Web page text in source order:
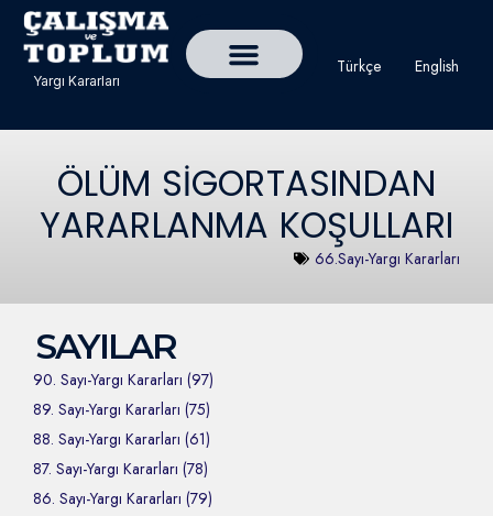
Türkçe English
Yargı Kararları
ÖLÜM SİGORTASINDAN
YARARLANMA KOŞULLARI
66.Sayı-Yargı Kararları
SAYILAR
90. Sayı-Yargı Kararları (97)
89. Sayı-Yargı Kararları (75)
88. Sayı-Yargı Kararları (61)
87. Sayı-Yargı Kararları (78)
86. Sayı-Yargı Kararları (79)